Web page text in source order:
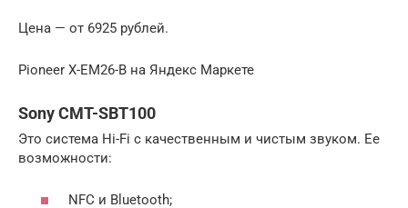
Цена — от 6925 рублей.
Pioneer X-EM26-B на Яндекс Маркете
Sony CMT-SBT100
Это система Hi-Fi c качественным и чистым звуком. Ее
возможности:
NFC и Bluetooth;